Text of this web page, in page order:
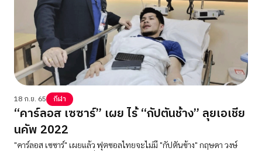
18 ก.ย. 65 กีฬา
“คาร์ลอส เซซาร์” เผย ไร้ “กัปตันช้าง” ลุยเอเชีย
นคัพ 2022
"คาร์ลอส เซซาร์" เผยแล้ว ฟุตซอลไทยจะไม่มี "กัปตันช้าง" กฤษดา วงษ์